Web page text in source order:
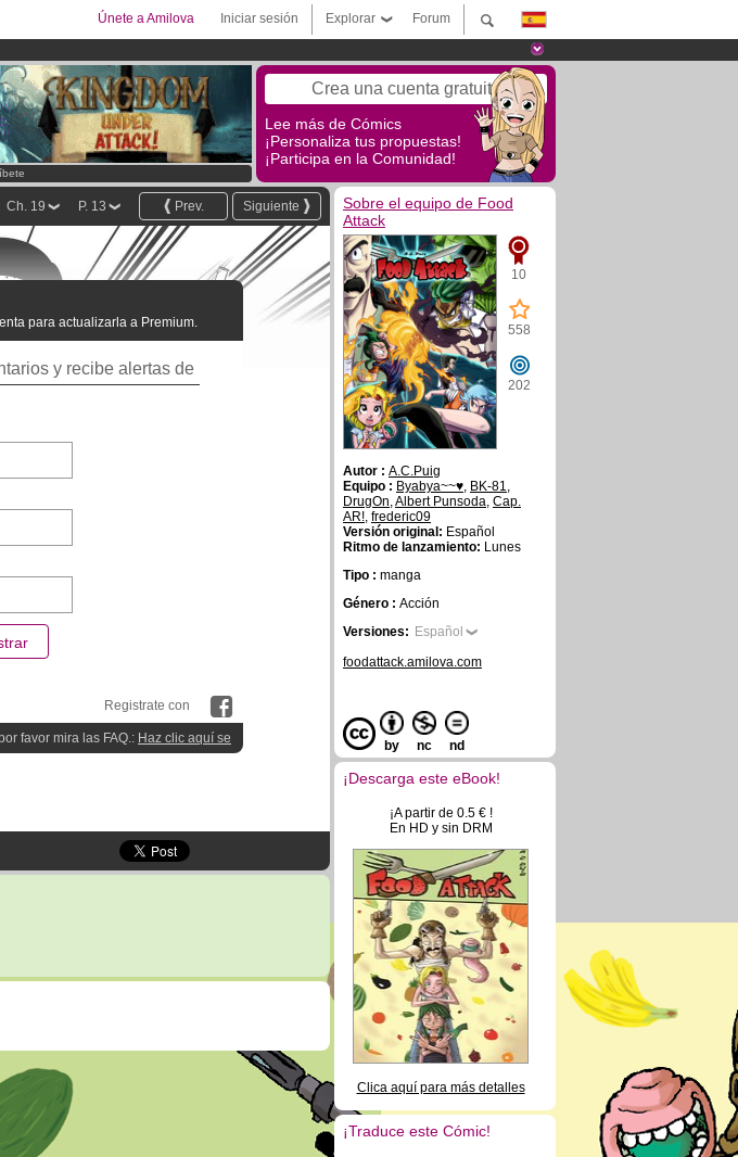
Forum
Explorar
Iniciar sesión
Únete a Amilova
Crea una cuenta gratuita
Lee más de Cómics
¡Personaliza tus propuestas!
¡Participa en la Comunidad!
Siguiente
Prev.
P. 13
Ch. 19
para actualizarla a Premium.
y recibe alertas de
Registrate con
favor mira las FAQ.: Haz clic aquí se
Sobre el equipo de Food
Attack
10
558
202
Autor : A.C.Puig
Equipo : Byabya~~♥, BK-81,
DrugOn,Albert Punsoda, Cap.
AR!, frederic09
Versión original: Español
Ritmo de lanzamiento: Lunes
Tipo : manga
Género : Acción
Versiones: Español
foodattack.amilova.com
by nc nd
¡Descarga este eBook!
¡A partir de 0.5 € !
En HD y sin DRM
Clica aquí para más detalles
¡Traduce este Cómic!